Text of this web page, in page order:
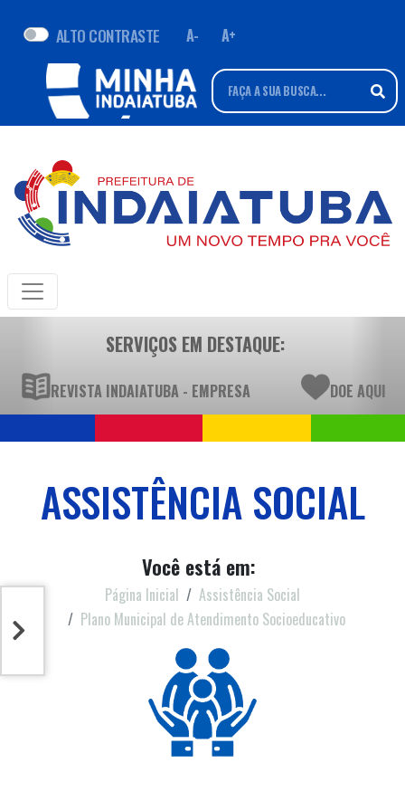
ALTO CONTRASTE A- A+
SERVIÇOS EM DESTAQUE:
REVISTA INDAIATUBA - EMPRESA DOE AQUI
ASSISTÊNCIA SOCIAL
Você está em:
Página Inicial
Assistência Social
Plano Municipal de Atendimento Socioeducativo